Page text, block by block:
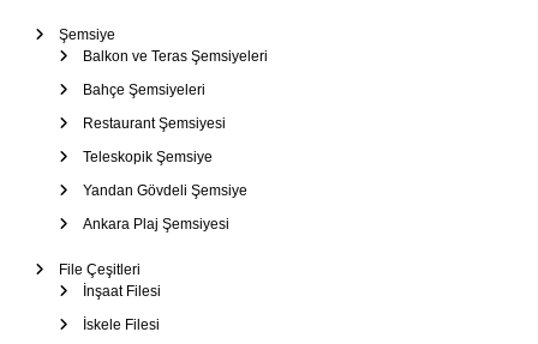
Şemsiye
Balkon ve Teras Şemsiyeleri
Bahçe Şemsiyeleri
Restaurant Şemsiyesi
Teleskopik Şemsiye
Yandan Gövdeli Şemsiye
Ankara Plaj Şemsiyesi
File Çeşitleri
İnşaat Filesi
İskele Filesi